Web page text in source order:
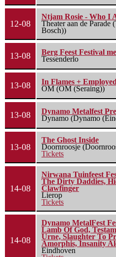
12-08
Ntjam Rosie - Who I
Theater aan de Parade
Bosch))
13-08
Berg Feest Festival
Tessenderlo
13-08
In Flames +
OM (OM (Seraing))
13-08
Dynamo Metalfest
Dynamo (Dynamo
13-08
The Ghost Inside
Doornroosje
Tickets
14-08
Nirwana Tuinfeest
The Dirty Daddies,
Clawfinger
Lierop
Tickets
14-08
Dynamo MetalFest
Lamb Of God,
Urne, Slaughter To
Amorphis, Insanity
Eindhoven